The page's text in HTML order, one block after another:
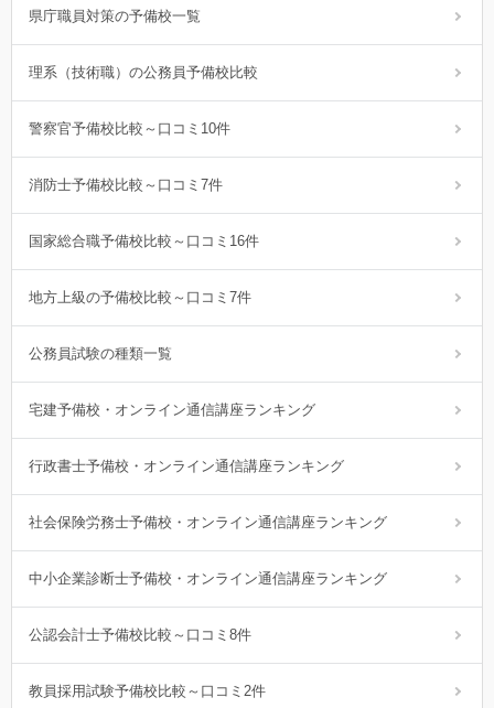
県庁職員対策の予備校一覧
理系（技術職）の公務員予備校比較
警察官予備校比較～口コミ10件
消防士予備校比較～口コミ7件
国家総合職予備校比較～口コミ16件
地方上級の予備校比較～口コミ7件
公務員試験の種類一覧
宅建予備校・オンライン通信講座ランキング
行政書士予備校・オンライン通信講座ランキング
社会保険労務士予備校・オンライン通信講座ランキング
中小企業診断士予備校・オンライン通信講座ランキング
公認会計士予備校比較～口コミ8件
教員採用試験予備校比較～口コミ2件